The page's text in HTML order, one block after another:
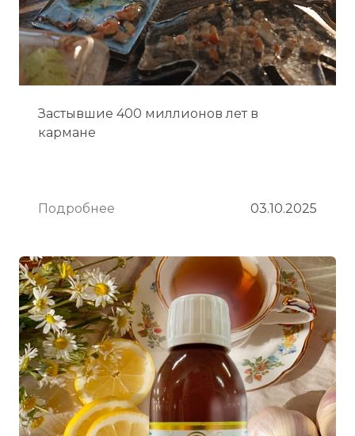
Застывшие 400 миллионов лет в
кармане
Подробнее 03.10.2025